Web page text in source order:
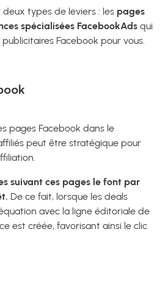
deux types de leviers : les pages
spécialisées FacebookAds qui
Facebook pour vous.
pages Facebook dans le
peut être stratégique pour
suivant ces pages le font par
De ce fait, lorsque les deals
avec la ligne éditoriale de
est créée, favorisant ainsi le clic